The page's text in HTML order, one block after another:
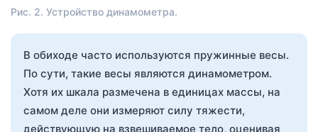
Рис. 2. Устройство динамометра.
В обиходе часто используются пружинные весы.
По сути, такие весы являются динамометром.
Хотя их шкала размечена в единицах массы, на
самом деле они измеряют силу тяжести,
действующую на взвешиваемое тело, оценивая